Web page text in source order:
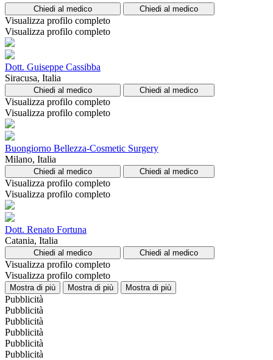
Chiedi al medico Chiedi al medico
Visualizza profilo completo
Visualizza profilo completo
Dott. Guiseppe Cassibba
Siracusa, Italia
Chiedi al medico Chiedi al medico
Visualizza profilo completo
Visualizza profilo completo
Buongiorno Bellezza-Cosmetic Surgery
Milano, Italia
Chiedi al medico Chiedi al medico
Visualizza profilo completo
Visualizza profilo completo
Dott. Renato Fortuna
Catania, Italia
Chiedi al medico Chiedi al medico
Visualizza profilo completo
Visualizza profilo completo
Mostra di più Mostra di più Mostra di più
Pubblicità
Pubblicità
Pubblicità
Pubblicità
Pubblicità
Pubblicità